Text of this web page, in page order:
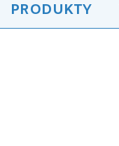
PRODUKTY